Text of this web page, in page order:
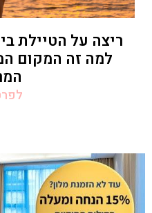
ריצה על הטיילת
למה זה המקום